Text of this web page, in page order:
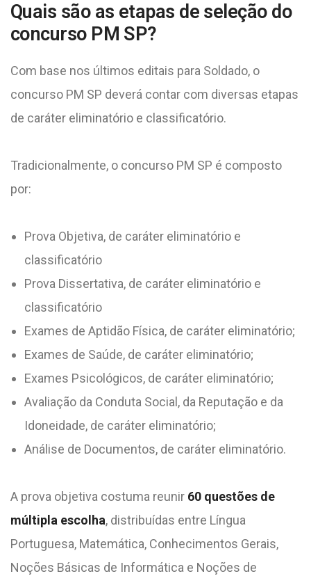
Quais são as etapas de seleção do
concurso PM SP?
Com base nos últimos editais para Soldado, o
concurso PM SP deverá contar com diversas etapas
de caráter eliminatório e classificatório.
Tradicionalmente, o concurso PM SP é composto
por:
Prova Objetiva, de caráter eliminatório e
classificatório
Prova Dissertativa, de caráter eliminatório e
classificatório
Exames de Aptidão Física, de caráter eliminatório;
Exames de Saúde, de caráter eliminatório;
Exames Psicológicos, de caráter eliminatório;
Avaliação da Conduta Social, da Reputação e da
Idoneidade, de caráter eliminatório;
Análise de Documentos, de caráter eliminatório.
A prova objetiva costuma reunir 60 questões de
múltipla escolha, distribuídas entre Língua
Portuguesa, Matemática, Conhecimentos Gerais,
Noções Básicas de Informática e Noções de